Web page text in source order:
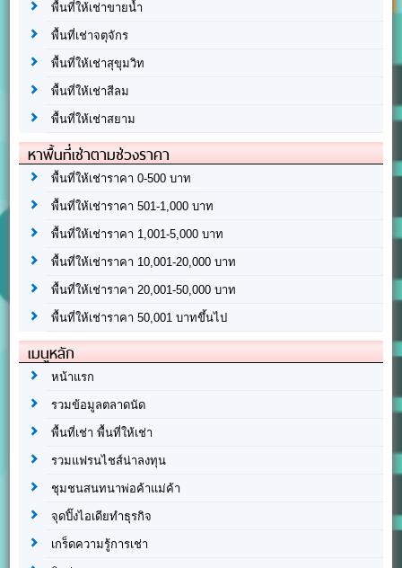
พื้นที่ให้เช่าขายน้ำ
พื้นที่เช่าจตุจักร
พื้นที่ให้เช่าสุขุมวิท
พื้นที่ให้เช่าสีลม
พื้นที่ให้เช่าสยาม
หาพื้นที่เช่าตามช่วงราคา
พื้นที่ให้เช่าราคา 0-500 บาท
พื้นที่ให้เช่าราคา 501-1,000 บาท
พื้นที่ให้เช่าราคา 1,001-5,000 บาท
พื้นที่ให้เช่าราคา 10,001-20,000 บาท
พื้นที่ให้เช่าราคา 20,001-50,000 บาท
พื้นที่ให้เช่าราคา 50,001 บาทขึ้นไป
เมนูหลัก
หน้าแรก
รวมข้อมูลตลาดนัด
พื้นที่เช่า พื้นที่ให้เช่า
รวมแฟรนไชส์น่าลงทุน
ชุมชนสนทนาพ่อค้าแม่ค้า
จุดปิ๊งไอเดียทำธุรกิจ
เกร็ดความรู้การเช่า